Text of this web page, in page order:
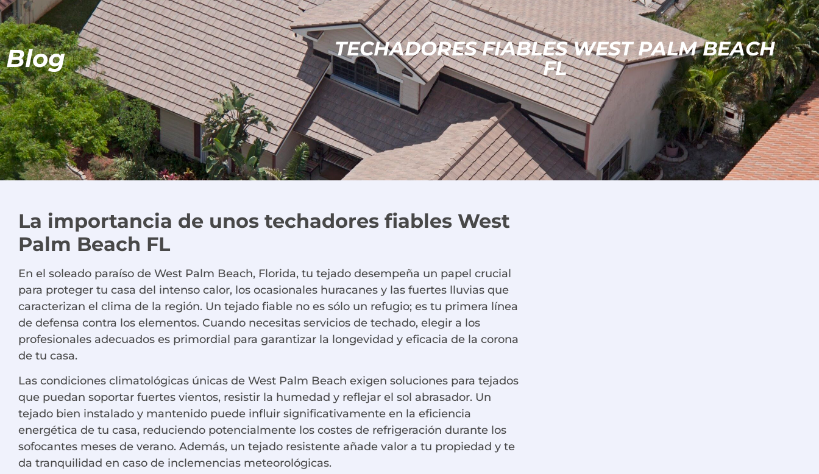
Blog
TECHADORES FIABLES WEST PALM BEACH
FL
La importancia de unos techadores fiables West
Palm Beach FL
En el soleado paraíso de West Palm Beach, Florida, tu tejado desempeña un papel crucial
para proteger tu casa del intenso calor, los ocasionales huracanes y las fuertes lluvias que
caracterizan el clima de la región. Un tejado fiable no es sólo un refugio; es tu primera línea
de defensa contra los elementos. Cuando necesitas servicios de techado, elegir a los
profesionales adecuados es primordial para garantizar la longevidad y eficacia de la corona
de tu casa.
Las condiciones climatológicas únicas de West Palm Beach exigen soluciones para tejados
que puedan soportar fuertes vientos, resistir la humedad y reflejar el sol abrasador. Un
tejado bien instalado y mantenido puede influir significativamente en la eficiencia
energética de tu casa, reduciendo potencialmente los costes de refrigeración durante los
sofocantes meses de verano. Además, un tejado resistente añade valor a tu propiedad y te
da tranquilidad en caso de inclemencias meteorológicas.